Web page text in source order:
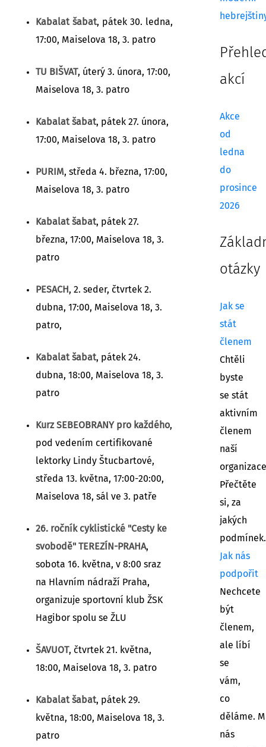
Kabalat šabat, pátek 30. ledna,
17:00, Maiselova 18, 3. patro
TU BIŠVAT, úterý 3. února, 17:00,
Maiselova 18, 3. patro
Kabalat šabat, pátek 27. února,
17:00, Maiselova 18, 3. patro
PURIM, středa 4. března, 17:00,
Maiselova 18, 3. patro
Kabalat šabat, pátek 27.
března, 17:00, Maiselova 18, 3.
patro
PESACH , 2. seder, čtvrtek 2.
dubna, 17:00, Maiselova 18, 3.
patro,
Kabalat šabat, pátek 24.
dubna, 18:00, Maiselova 18, 3.
patro
Kurz SEBEOBRANY pro každého,
pod vedením certifikované
lektorky Lindy Štucbartové,
středa 13. května, 17:00-20:00,
Maiselova 18, sál ve 3. patře
26. ročník cyklistické "Cesty ke
svobodě" TEREZÍN-PRAHA,
sobota 16. května, v 8:00 sraz
na Hlavním nádraží Praha,
organizuje sportovní klub ŽSK
Hagibor spolu se ŽLU
ŠAVUOT, čtvrtek 21. května,
18:00, Maiselova 18, 3. patro
Kabalat šabat, pátek 29.
května, 18:00, Maiselova 18, 3.
patro
akcí
Akce
od
ledna
do
prosince
2026
otázky
Jak se
stát
členem
Chtěli
byste
se stát
aktivním
členem
naší
Přečtěte
si, za
jakých
podmínek.
Jak nás
podpořit
Nechcete
být
členem,
ale líbí
se
vám,
co
děláme.
nás